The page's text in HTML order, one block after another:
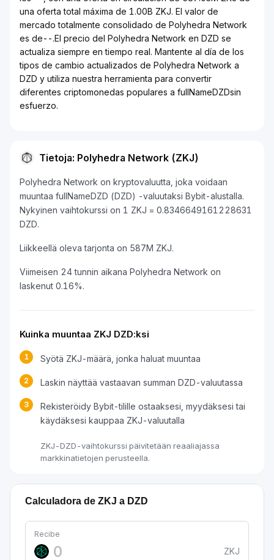
una oferta total máxima de 1.00B ZKJ. El valor de
mercado totalmente consolidado de Polyhedra Network
es de--.El precio del Polyhedra Network en DZD se
actualiza siempre en tiempo real. Mantente al día de los
tipos de cambio actualizados de Polyhedra Network a
DZD y utiliza nuestra herramienta para convertir
diferentes criptomonedas populares a fullNameDZDsin
esfuerzo.
Tietoja: Polyhedra Network (ZKJ)
Polyhedra Network on kryptovaluutta, joka voidaan
muuntaa fullNameDZD (DZD) -valuutaksi Bybit-alustalla.
Nykyinen vaihtokurssi on 1 ZKJ = 0.8346649161228631
DZD.
Liikkeellä oleva tarjonta on 587M ZKJ.
Viimeisen 24 tunnin aikana Polyhedra Network on
laskenut 0.16%.
Kuinka muuntaa ZKJ DZD:ksi
1 Syötä ZKJ-määrä, jonka haluat muuntaa
2 Laskin näyttää vastaavan summan DZD-valuutassa
3
Rekisteröidy Bybit-tilille ostaaksesi, myydäksesi tai
käydäksesi kauppaa ZKJ-valuutalla
ZKJ-DZD-vaihtokurssi päivitetään reaaliajassa
markkinatietojen perusteella.
Calculadora de ZKJ a DZD
Recibe
ZKJ